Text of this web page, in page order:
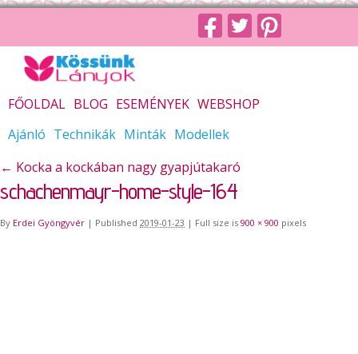
FŐOLDAL BLOG ESEMÉNYEK WEBSHOP
Ajánló Technikák Minták Modellek
← Kocka a kockában nagy gyapjútakaró
schachenmayr-home-style-164
By Erdei Gyöngyvér | Published 2019-01-23 | Full size is 900 × 900 pixels